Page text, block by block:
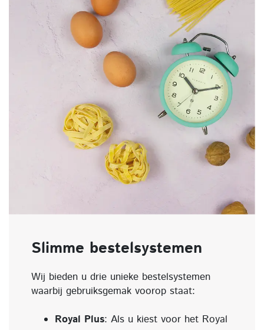
Slimme bestelsystemen
Wij bieden u drie unieke bestelsystemen
waarbij gebruiksgemak voorop staat:
Royal Plus: Als u kiest voor het Royal